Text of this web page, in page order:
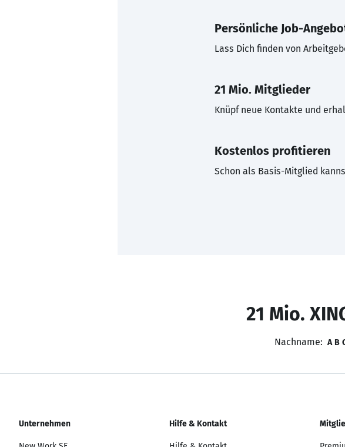
Persönliche Job-
Lass Dich finden von
21 Mio. Mitglieder
Knüpf neue Kontakte und
Kostenlos profitieren
Schon als Basis-Mitglied
21 Mio.
Nachname: A B
Unternehmen Hilfe & Kontakt